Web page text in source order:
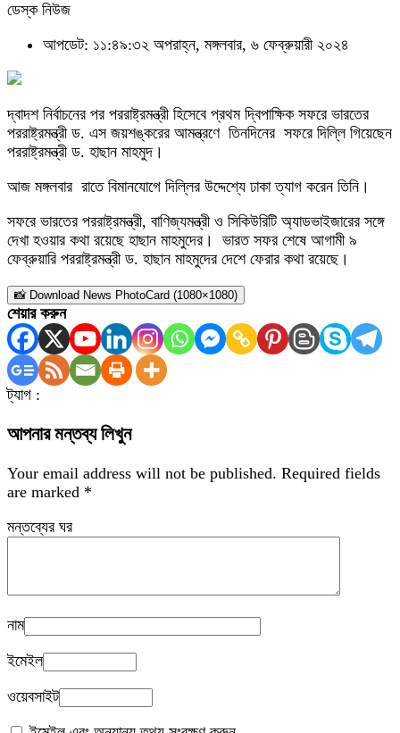
ডেস্ক নিউজ
আপডেট: ১১:৪৯:৩২ অপরাহ্ন, মঙ্গলবার, ৬ ফেব্রুয়ারী ২০২৪
দ্বাদশ নির্বাচনের পর পররাষ্ট্রমন্ত্রী হিসেবে প্রথম দ্বিপাক্ষিক সফরে ভারতের
পররাষ্ট্রমন্ত্রী ড. এস জয়শঙ্করের আমন্ত্রণে তিনদিনের সফরে দিল্লি গিয়েছেন
পররাষ্ট্রমন্ত্রী ড. হাছান মাহমুদ।
আজ মঙ্গলবার রাতে বিমানযোগে দিল্লির উদ্দেশ্যে ঢাকা ত্যাগ করেন তিনি।
সফরে ভারতের পররাষ্ট্রমন্ত্রী, বাণিজ্যমন্ত্রী ও সিকিউরিটি অ্যাডভাইজারের সঙ্গে
দেখা হওয়ার কথা রয়েছে হাছান মাহমুদের। ভারত সফর শেষে আগামী ৯
ফেব্রুয়ারি পররাষ্ট্রমন্ত্রী ড. হাছান মাহমুদের দেশে ফেরার কথা রয়েছে।
📸 Download News PhotoCard (1080×1080)
শেয়ার করুন
ট্যাগ :
আপনার মন্তব্য লিখুন
Your email address will not be published. Required fields
are marked *
মন্তব্যের ঘর
নাম
ইমেইল
ওয়েবসাইট